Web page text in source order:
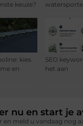
keuze?
kies
en
SEO
het aan
nu en start je
en meld u vandaag nog